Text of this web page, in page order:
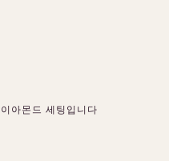
아몬드 세팅입니다